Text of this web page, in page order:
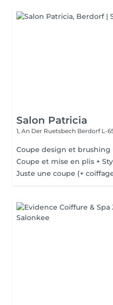
Salon Patricia
1, An Der Ruetsbech Berdorf L-
Coupe design et brushing
Coupe et mise en plis +
Juste une coupe (+